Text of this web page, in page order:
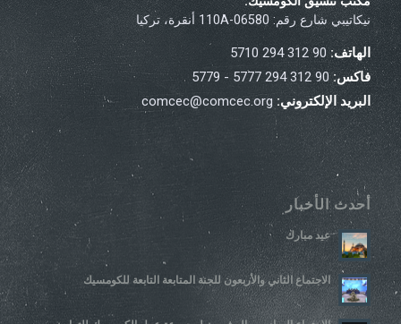
نيكاتيبي شارع رقم: 110A-06580 أنقرة، تركيا
الهاتف:90 312 294 5710
فاكس:90 312 294 5777 - 5779
البريد الإلكتروني: comcec@comcec.org
أحدث الأخبار
عيد مبارك
الاجتماع الثاني والأربعون للجنة المتابعة التابعة للكومسيك